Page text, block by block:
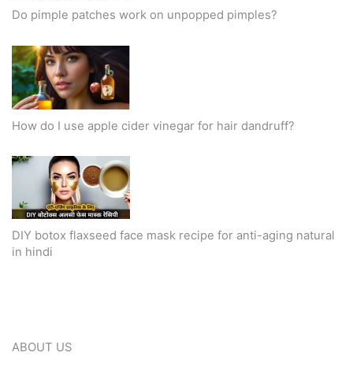
Do pimple patches work on unpopped pimples?
How do I use apple cider vinegar for hair dandruff?
DIY botox flaxseed face mask recipe for anti-aging natural
in hindi
ABOUT US